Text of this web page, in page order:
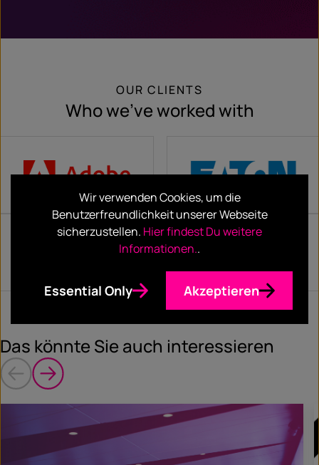
OUR CLIENTS
Who we’ve worked with
Das könnte Sie auch interessieren
Wir verwenden Cookies, um die
Benutzerfreundlichkeit unserer Webseite
sicherzustellen. Hier findest Du weitere
Informationen..
Essential Only Akzeptieren